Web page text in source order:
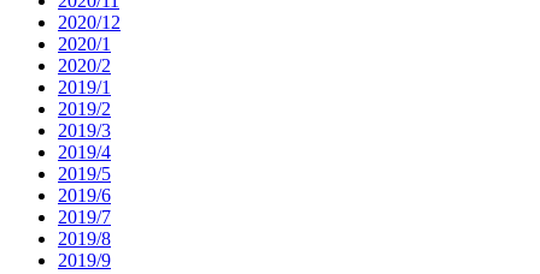
2020/12
2020/1
2020/2
2019/1
2019/2
2019/3
2019/4
2019/5
2019/6
2019/7
2019/8
2019/9